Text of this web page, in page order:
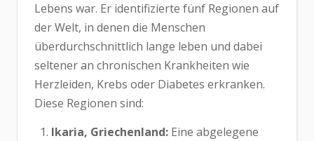
Lebens war. Er identifizierte fünf Regionen auf
der Welt, in denen die Menschen
überdurchschnittlich lange leben und dabei
seltener an chronischen Krankheiten wie
Herzleiden, Krebs oder Diabetes erkranken.
Diese Regionen sind:
Ikaria, Griechenland: Eine abgelegene